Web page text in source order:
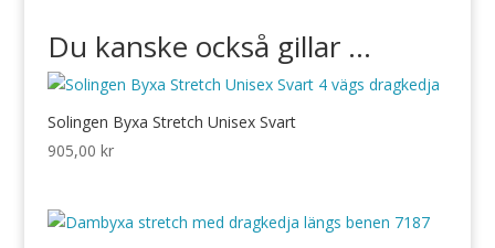
Du kanske också gillar …
Solingen Byxa Stretch Unisex Svart
905,00 kr